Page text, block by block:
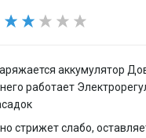
аккумулятор
работает
стрижет слабо,